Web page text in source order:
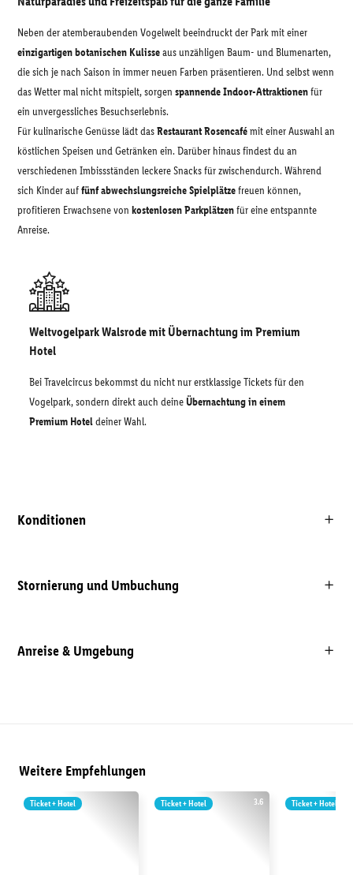
Neben der atemberaubenden Vogelwelt beeindruckt der Park mit einer
einzigartigen botanischen Kulisseaus unzähligen Baum- und Blumenarten,
die sich je nach Saison in immer neuen Farben präsentieren. Und selbst wenn
das Wetter mal nicht mitspielt, sorgen spannende Indoor-Attraktionenfür
ein unvergessliches Besuchserlebnis.
Für kulinarische Genüsse lädt dasRestaurant Rosencafémit einer Auswahl an
köstlichen Speisen und Getränken ein. Darüber hinaus findest du an
verschiedenen Imbissständen leckere Snacks für zwischendurch. Während
sich Kinder auffünf abwechslungsreiche Spielplätzefreuen können,
profitieren Erwachsene von kostenlosen Parkplätzenfür eine entspannte
Anreise.
Weltvogelpark Walsrode mit Übernachtung im Premium
Hotel
Bei Travelcircus bekommst du nicht nur erstklassige Tickets für den
Vogelpark, sondern direkt auch deine Übernachtung in einem
Premium Hoteldeiner Wahl.
Konditionen
Stornierung und Umbuchung
Anreise & Umgebung
Weitere Empfehlungen
Ticket + Hotel 3.6
Ticket + Hotel Ticket + Hotel